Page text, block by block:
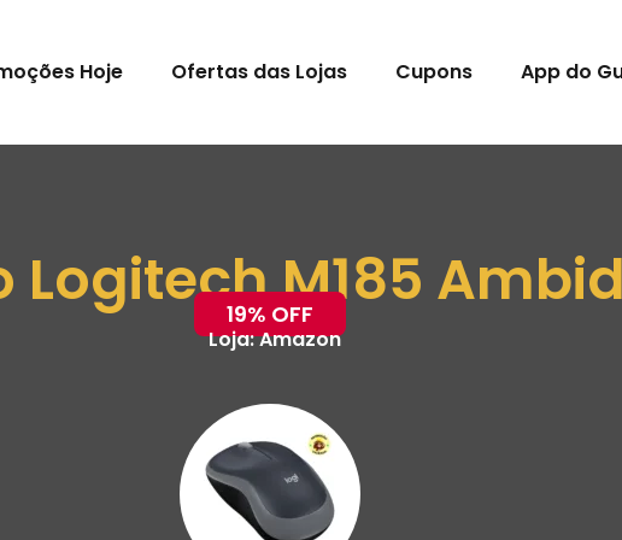
Hoje Ofertas das Lojas Cupons App do
Logitech M185
19% OFF
Loja:Amazon